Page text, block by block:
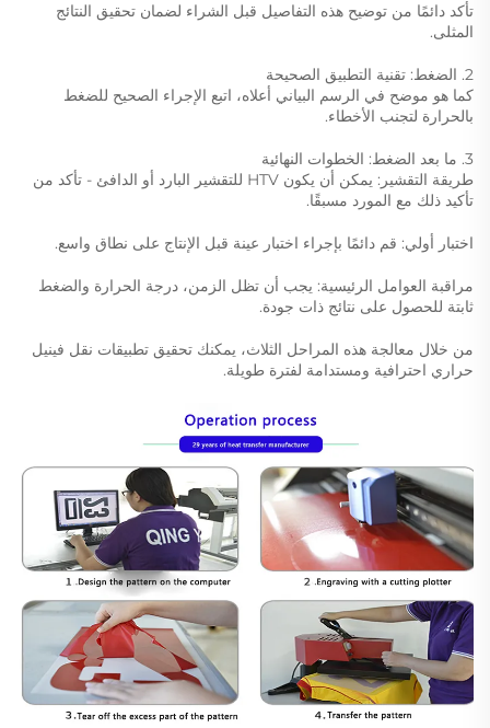
تأكد دائمًا من توضيح هذه التفاصيل قبل الشراء لضمان تحقيق النتائج
المثلى.
2. الضغط: تقنية التطبيق الصحيحة
كما هو موضح في الرسم البياني أعلاه، اتبع الإجراء الصحيح للضغط
بالحرارة لتجنب الأخطاء.
3. ما بعد الضغط: الخطوات النهائية
طريقة التقشير: يمكن أن يكون HTV للتقشير البارد أو الدافئ - تأكد من
تأكيد ذلك مع المورد مسبقًا.
اختبار أولي: قم دائمًا بإجراء اختبار عينة قبل الإنتاج على نطاق واسع.
مراقبة العوامل الرئيسية: يجب أن تظل الزمن، درجة الحرارة والضغط
ثابتة للحصول على نتائج ذات جودة.
من خلال معالجة هذه المراحل الثلاث، يمكنك تحقيق تطبيقات نقل فينيل
حراري احترافية ومستدامة لفترة طويلة.